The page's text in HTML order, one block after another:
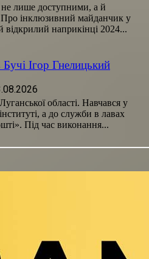
лише доступними, а й
інклюзивний майданчик у
відкрилий наприкінці 2024...
Ігор Гнелицький
області. Навчався у
а до служби в лавах
Під час виконання...